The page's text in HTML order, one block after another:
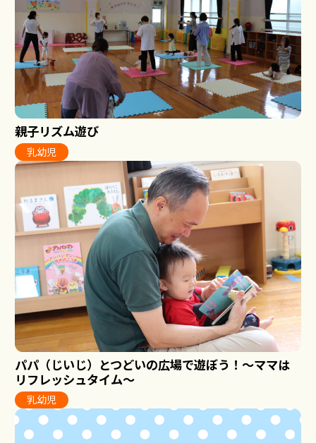
親子リズム遊び
乳幼児
パパ（じいじ）とつどいの広場で遊ぼう！～ママは
リフレッシュタイム～
乳幼児